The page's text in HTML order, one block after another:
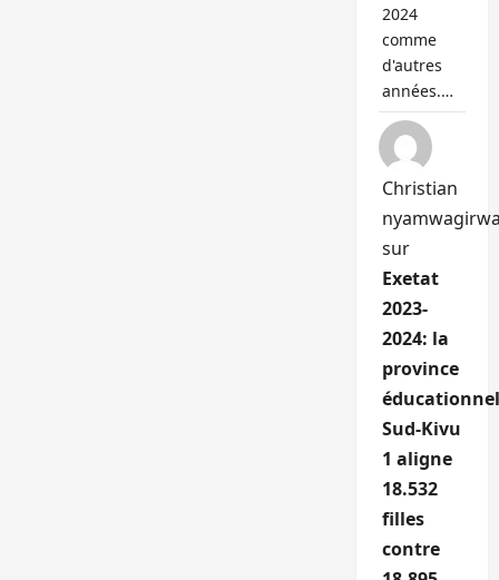
2024
comme
d'autres
années.…
Christian
sur
Exetat
2023-
2024: la
province
Sud-Kivu
1 aligne
18.532
filles
contre